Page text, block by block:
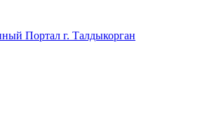
Портал г. Талдыкорган